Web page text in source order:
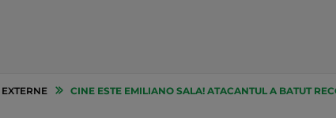
CINE ESTE EMILIANO SALA! ATACANTUL A BATUT RECORDUL DE TRANSFER AL LUI CARDIFF DUPA CE A JUCAT INTREAGA